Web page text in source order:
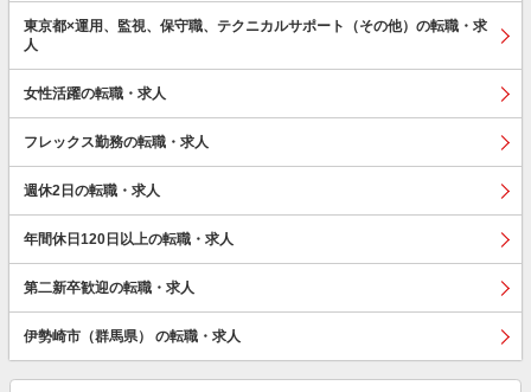
東京都×運用、監視、保守職、テクニカルサポート（その他）の転職・求
人
女性活躍の転職・求人
フレックス勤務の転職・求人
週休2日の転職・求人
年間休日120日以上の転職・求人
第二新卒歓迎の転職・求人
伊勢崎市（群馬県） の転職・求人